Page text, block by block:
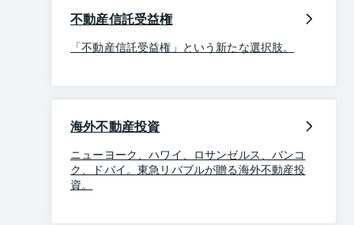
不動産信託受益権
「不動産信託受益権」という新たな選択肢。
海外不動産投資
ニューヨーク、ハワイ、ロサンゼルス、バンコ
ク、ドバイ。東急リバブルが贈る海外不動産投
資。